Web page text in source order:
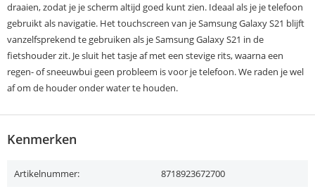
draaien, zodat je je scherm altijd goed kunt zien. Ideaal als je je telefoon
gebruikt als navigatie. Het touchscreen van je Samsung Galaxy S21 blijft
vanzelfsprekend te gebruiken als je Samsung Galaxy S21 in de
fietshouder zit. Je sluit het tasje af met een stevige rits, waarna een
regen- of sneeuwbui geen probleem is voor je telefoon. We raden je wel
af om de houder onder water te houden.
Kenmerken
Artikelnummer: 8718923672700